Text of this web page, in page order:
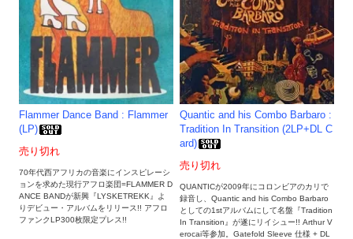
Flammer Dance Band : Flammer
(LP)
売り切れ
70年代西アフリカの音楽にインスピレーシ
ョンを求めた現行アフロ楽団=FLAMMER D
ANCE BANDが新興『LYSKETREKK』よ
りデビュー・アルバムをリリース!! アフロ
ファンクLP300枚限定プレス!!
Quantic and his Combo Barbaro :
Tradition In Transition (2LP+DL C
ard)
売り切れ
QUANTICが2009年にコロンビアのカリで
録音し、Quantic and his Combo Barbaro
としての1stアルバムにして名盤『Tradition
In Transition』が遂にリイシュー!! Arthur V
erocai等参加。Gatefold Sleeve 仕様 + DL